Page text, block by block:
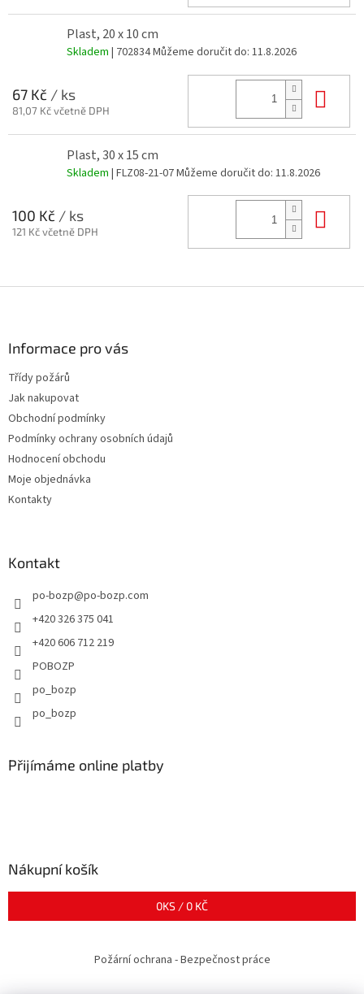
Plast, 20 x 10 cm
Skladem | 702834Můžeme doručit do: 11.8.2026
67 Kč / ks
81,07 Kč včetně DPH
Plast, 30 x 15 cm
Skladem | FLZ08-21-07Můžeme doručit do: 11.8.2026
100 Kč / ks
121 Kč včetně DPH
Informace pro vás
Třídy požárů
Jak nakupovat
Obchodní podmínky
Podmínky ochrany osobních údajů
Hodnocení obchodu
Moje objednávka
Kontakty
Kontakt
po-bozp@po-bozp.com
+420 326 375 041
+420 606 712 219
POBOZP
po_bozp
po_bozp
Přijímáme online platby
Nákupní košík
0KS / 0 KČ
Požární ochrana - Bezpečnost práce